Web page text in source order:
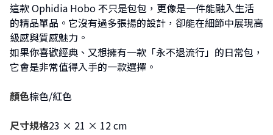
這款 Ophidia Hobo 不只是包包，更像是一件能融入生活
的精品單品。它沒有過多張揚的設計，卻能在細節中展現高
級感與質感魅力。
如果你喜歡經典、又想擁有一款「永不退流行」的日常包，
它會是非常值得入手的一款選擇。
顏色棕色/紅色
尺寸規格23 × 21 × 12 cm